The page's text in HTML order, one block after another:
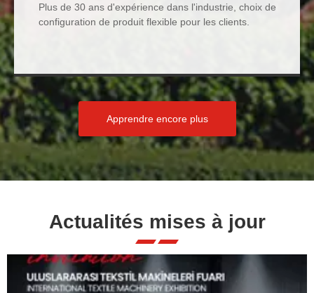
Plus de 30 ans d'expérience dans l'industrie, choix de
configuration de produit flexible pour les clients.
Apprendre encore plus
Actualités mises à jour